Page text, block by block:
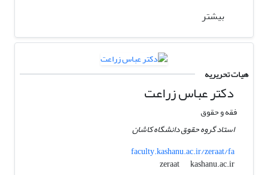
بیشتر
هیات تحریریه
دکتر عباس زراعت
فقه و حقوق
استاد گروه حقوق دانشگاه کاشان
faculty.kashanu.ac.ir/zeraat/fa
zeraat
kashanu.ac.ir